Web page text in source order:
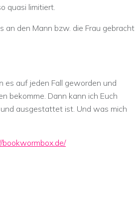
quasi limitiert.
den Mann bzw. die Frau gebracht
es auf jeden Fall geworden und
bekomme. Dann kann ich Euch
ausgestattet ist. Und was mich
bookwormbox.de/